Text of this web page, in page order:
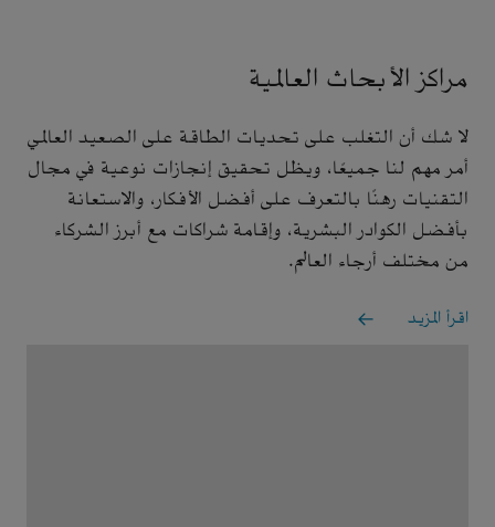
مراكز الأبحاث العالمية
لا شك أن التغلب على تحديات الطاقة على الصعيد العالمي
أمر مهم لنا جميعًا، ويظل تحقيق إنجازات نوعية في مجال
التقنيات رهنًا بالتعرف على أفضل الأفكار، والاستعانة
بأفضل الكوادر البشرية، وإقامة شراكات مع أبرز الشركاء
من مختلف أرجاء العالم.
اقرأ المزيد